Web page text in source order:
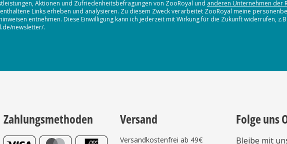
Aktionen und Zufriedenheitsbefragungen von ZooRoyal und anderen Unternehmen der
Links erheben und analysieren. Zu diesem Zweck verarbeitet ZooRoyal meine
entnehmen. Diese Einwilligung kann ich jederzeit mit Wirkung für die Zukunft widerrufen,
newsletter/.
Zahlungsmethoden Versand
Versandkostenfrei ab 49€
Folge uns
Bleibe mit